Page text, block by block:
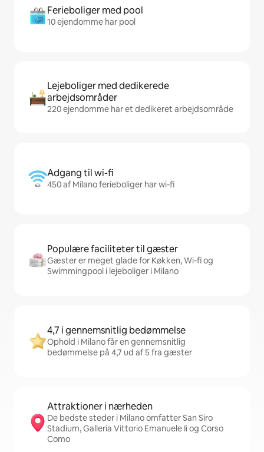
Ferieboliger med pool
10 ejendomme har pool
Lejeboliger med dedikerede
arbejdsområder
220 ejendomme har et dedikeret arbejdsområde
Adgang til wi-fi
450 af Milano ferieboliger har wi-fi
Populære faciliteter til gæster
Gæster er meget glade for Køkken, Wi-fi og
Swimmingpool i lejeboliger i Milano
4,7 i gennemsnitlig bedømmelse
Ophold i Milano får en gennemsnitlig
bedømmelse på 4,7 ud af 5 fra gæster
Attraktioner i nærheden
De bedste steder i Milano omfatter San Siro
Stadium, Galleria Vittorio Emanuele Ii og Corso
Como